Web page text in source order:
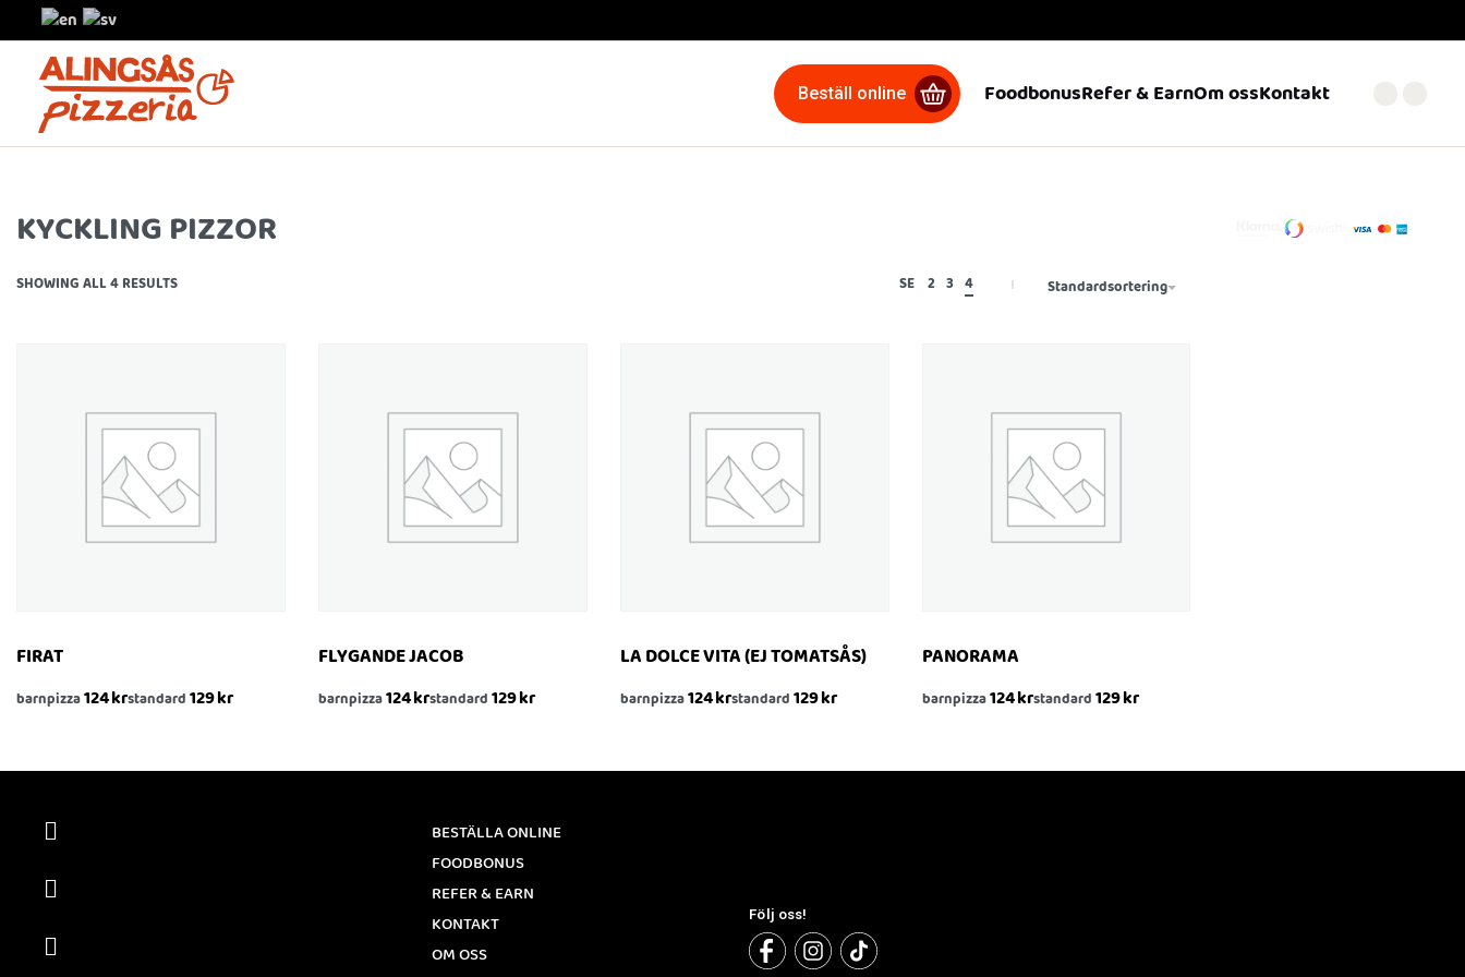
Beställ online FoodbonusRefer & EarnOm ossKontakt
KYCKLING PIZZOR
SHOWING ALL 4 RESULTS SE 2 3 4 Standardsortering
FIRAT
barnpizza124krstandard129kr
FLYGANDE JACOB
barnpizza124krstandard129kr
LA DOLCE VITA (EJ TOMATSÅS)
barnpizza124krstandard129kr
PANORAMA
barnpizza124krstandard129kr
BESTÄLLA ONLINE
FOODBONUS
REFER & EARN
KONTAKT
OM OSS
Följ oss!